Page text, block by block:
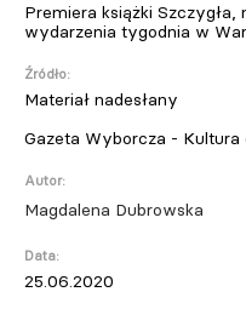
Premiera książki
wydarzenia tygodnia w
Źródło:
Materiał nadesłany
Gazeta Wyborcza - Kultura
Autor:
Magdalena Dubrowska
Data:
25.06.2020